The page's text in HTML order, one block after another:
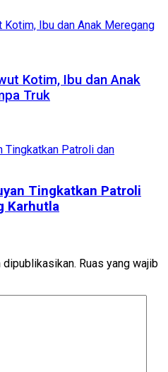
Kotim, Ibu dan Anak
Truk
Tingkatkan Patroli
Karhutla
dipublikasikan. Ruas yang wajib